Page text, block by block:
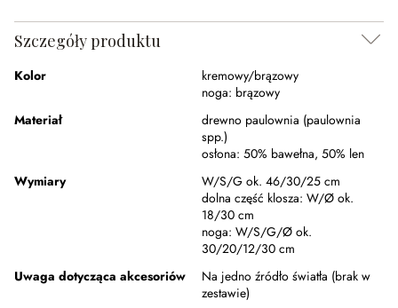
Szczegóły produktu
Kolor
kremowy/brązowy
noga: brązowy
Materiał
drewno paulownia (paulownia
spp.)
osłona: 50% bawełna, 50% len
Wymiary
W/S/G ok. 46/30/25 cm
dolna część klosza: W/Ø ok.
18/30 cm
noga: W/S/G/Ø ok.
30/20/12/30 cm
Uwaga dotycząca akcesoriów
Na jedno źródło światła (brak w
zestawie)